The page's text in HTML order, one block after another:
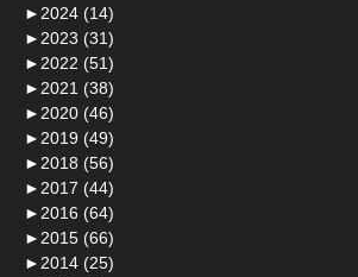
► 2024 (14)
► 2023 (31)
► 2022 (51)
► 2021 (38)
► 2020 (46)
► 2019 (49)
► 2018 (56)
► 2017 (44)
► 2016 (64)
► 2015 (66)
► 2014 (25)